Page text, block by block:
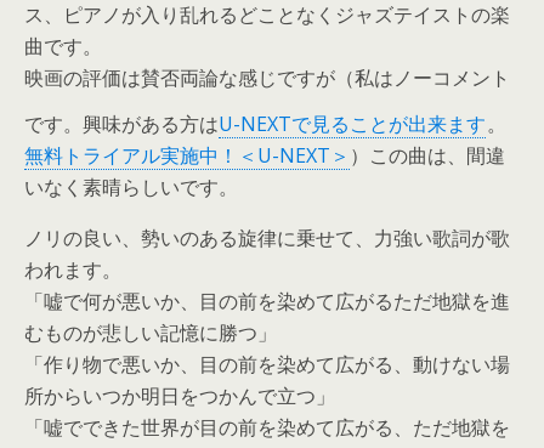
ス、ピアノが入り乱れるどことなくジャズテイストの楽
曲です。
映画の評価は賛否両論な感じですが（私はノーコメント
です。興味がある方はU-NEXTで見ることが出来ます。
無料トライアル実施中！＜U-NEXT＞ ）この曲は、間違
いなく素晴らしいです。
ノリの良い、勢いのある旋律に乗せて、力強い歌詞が歌
われます。
「嘘で何が悪いか、目の前を染めて広がるただ地獄を進
むものが悲しい記憶に勝つ」
「作り物で悪いか、目の前を染めて広がる、動けない場
所からいつか明日をつかんで立つ」
「嘘でできた世界が目の前を染めて広がる、ただ地獄を